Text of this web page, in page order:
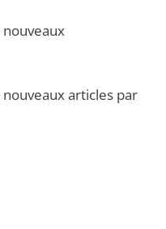
articles par